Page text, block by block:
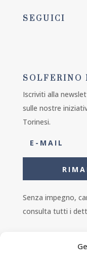
SEGUICI
SOLFERINO
Iscriviti alla
sulle nostre
Torinesi.
Senza impegno,
consulta tutti i